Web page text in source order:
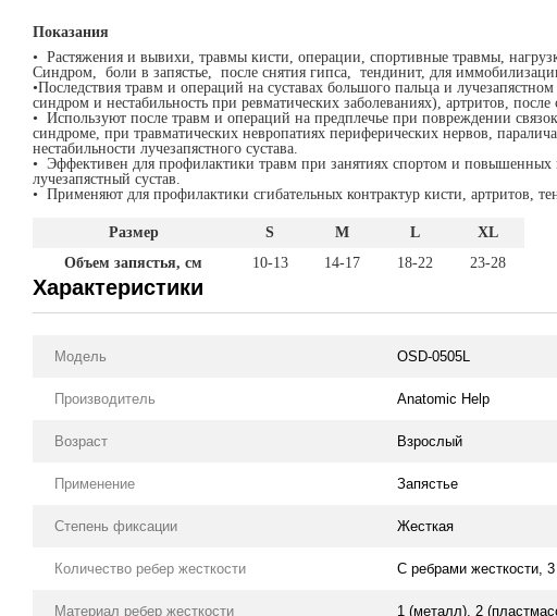
Показания
• Растяжения и вывихи, травмы кисти, операции, спортивные травмы,
Синдром, боли в запястье, после снятия гипса, тендинит, для иммобилизации
•Последствия травм и операций на суставах большого пальца и
синдром и нестабильность при ревматических заболеваниях), артритов, после
• Используют после травм и операций на предплечье при повреждении
синдроме, при травматических невропатиях периферических нервов,
нестабильности лучезапястного сустава.
• Эффективен для профилактики травм при занятиях спортом и повышенных
лучезапястный сустав.
• Применяют для профилактики сгибательных контрактур кисти, артритов,
Размер S M L
XL
Объем запястья, см
10-13 14-17 18-22 23-28
Характеристики
Модель OSD-0505L
Производитель Anatomic Help
Возраст Взрослый
Применение Запястье
Степень фиксации Жесткая
Количество ребер жесткости С ребрами жесткости, 3
Материал ребер жесткости 1 (металл), 2